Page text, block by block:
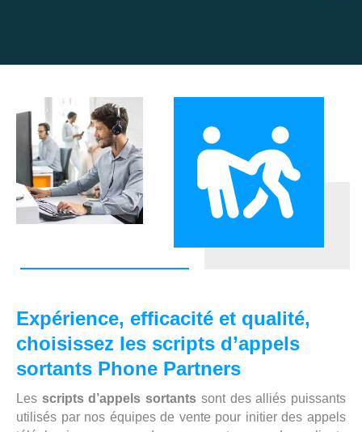
Expérience, efficacité et qualité,
choisissez les scripts d’appels
sortants Phone Partners
Les scripts d’appels sortants sont des alliés puissants
utilisés par nos équipes de vente pour initier des appels